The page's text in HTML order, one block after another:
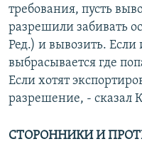
требования, пусть
разрешили забивать
Ред.) и вывозить. Если
выбрасывается где
Если хотят
разрешение, - сказал
СТОРОННИКИ И